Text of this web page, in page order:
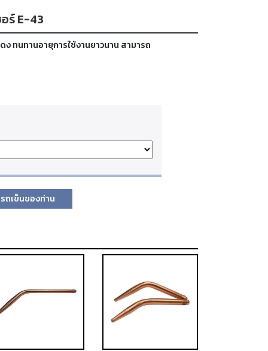
ร์ E-43
ทนทานอายุการใช้งานยาวนาน สามารถ
รถเข็นของท่าน